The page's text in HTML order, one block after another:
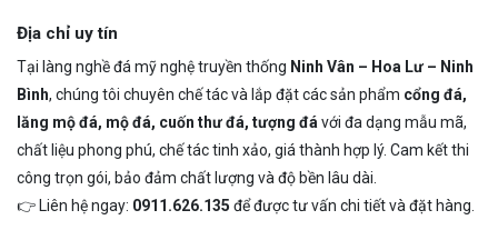
Địa chỉ uy tín
Tại làng nghề đá mỹ nghệ truyền thống Ninh Vân – Hoa Lư – Ninh
Bình, chúng tôi chuyên chế tác và lắp đặt các sản phẩm cổng đá,
lăng mộ đá, mộ đá, cuốn thư đá, tượng đá với đa dạng mẫu mã,
chất liệu phong phú, chế tác tinh xảo, giá thành hợp lý. Cam kết thi
công trọn gói, bảo đảm chất lượng và độ bền lâu dài.
👉 Liên hệ ngay: 0911.626.135 để được tư vấn chi tiết và đặt hàng.